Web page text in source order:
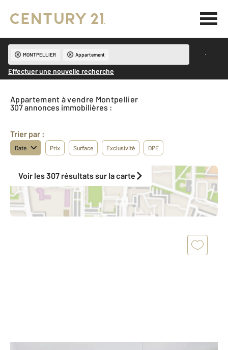
MONTPELLIER Appartement
Effectuer une nouvelle recherche
Appartement à vendre Montpellier
307 annonces immobilières :
Trier par :
Date Prix Surface Exclusivité DPE
Voir les 307 résultats sur la carte